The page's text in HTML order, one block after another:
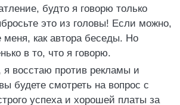
будто я говорю только
это из головы! Если можно,
меня, как автора беседы. Но
в то, что я говорю.
восстаю против рекламы и
будете смотреть на вопрос с
успеха и хорошей платы за